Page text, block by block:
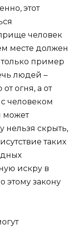
этот
человек
месте должен
пример
людей –
огня, а от
человеком
может
нельзя скрыть,
таких
искру в
этому закону